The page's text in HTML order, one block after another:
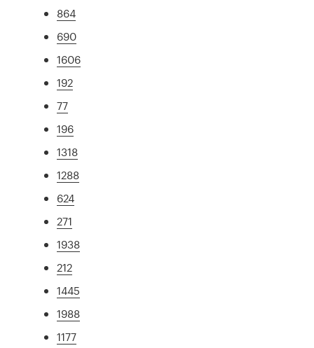
864
690
1606
192
77
196
1318
1288
624
271
1938
212
1445
1988
1177